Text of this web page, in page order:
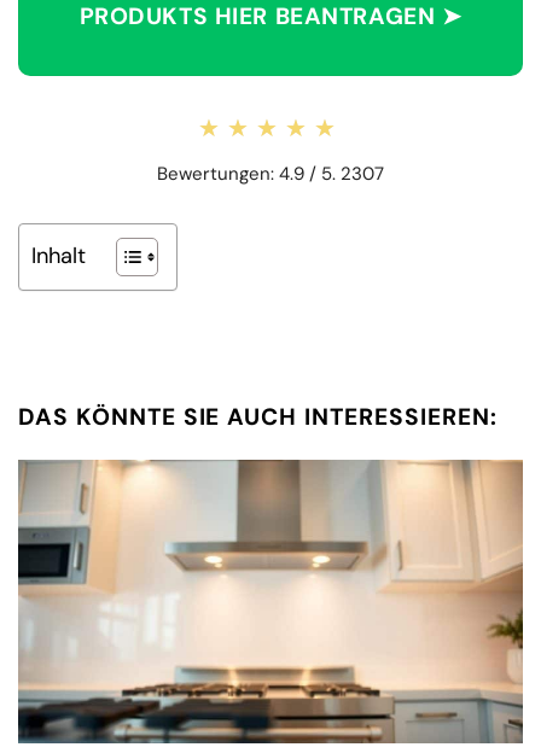
PRODUKTS HIER BEANTRAGEN ➤
★★★★★
★★★★★
Bewertungen: 4.9 / 5. 2307
Inhalt
DAS KÖNNTE SIE AUCH INTERESSIEREN: